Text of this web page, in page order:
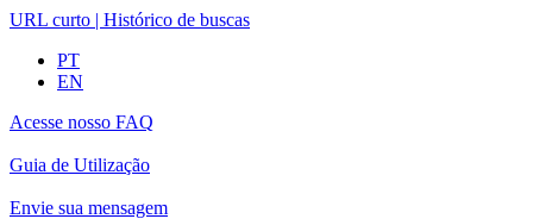
URL curto | Histórico de buscas
PT
EN
Acesse nosso FAQ
Guia de Utilização
Envie sua mensagem